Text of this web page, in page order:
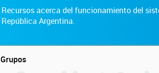
Recursos acerca del funcionamiento del
República Argentina.
Grupos